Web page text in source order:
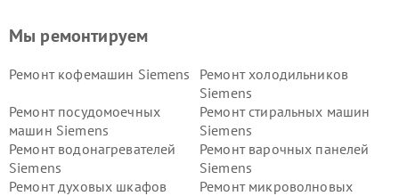
Мы ремонтируем
Ремонт кофемашин Siemens
Ремонт холодильников
Siemens
Ремонт посудомоечных
машин Siemens
Ремонт стиральных машин
Siemens
Ремонт водонагревателей
Siemens
Ремонт варочных панелей
Siemens
Ремонт духовых шкафов
Ремонт микроволновых